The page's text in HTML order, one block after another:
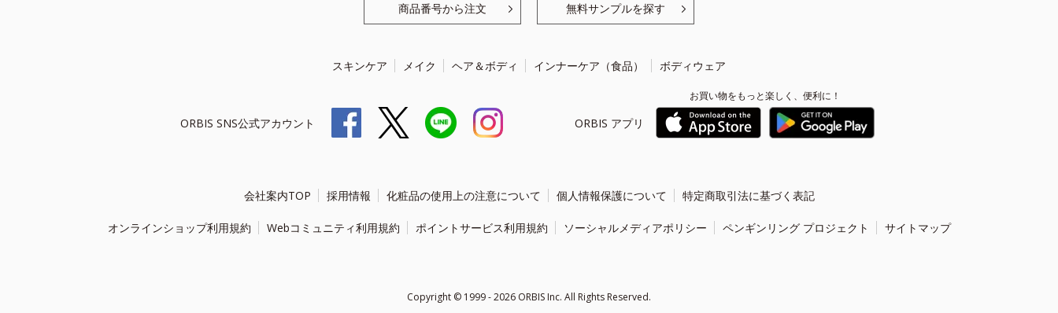
商品番号から注文 無料サンプルを探す
スキンケア メイク ヘア＆ボディ インナーケア（食品） ボディウェア
ORBIS SNS公式アカウント ORBIS アプリ
お買い物をもっと楽しく、便利に！
会社案内TOP 採用情報 化粧品の使用上の注意について 個人情報保護について 特定商取引法に基づく表記
オンラインショップ利用規約 Webコミュニティ利用規約 ポイントサービス利用規約 ソーシャルメディアポリシー ペンギンリング プロジェクト サイトマップ
Copyright © 1999 - 2026 ORBIS Inc. All Rights Reserved.